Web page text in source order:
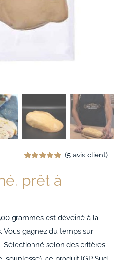
sur 5 basé
sur
notations
(5avis client)
prêt à
grammes est déveiné à la
Vous gagnez du temps sur
Sélectionné selon des critères